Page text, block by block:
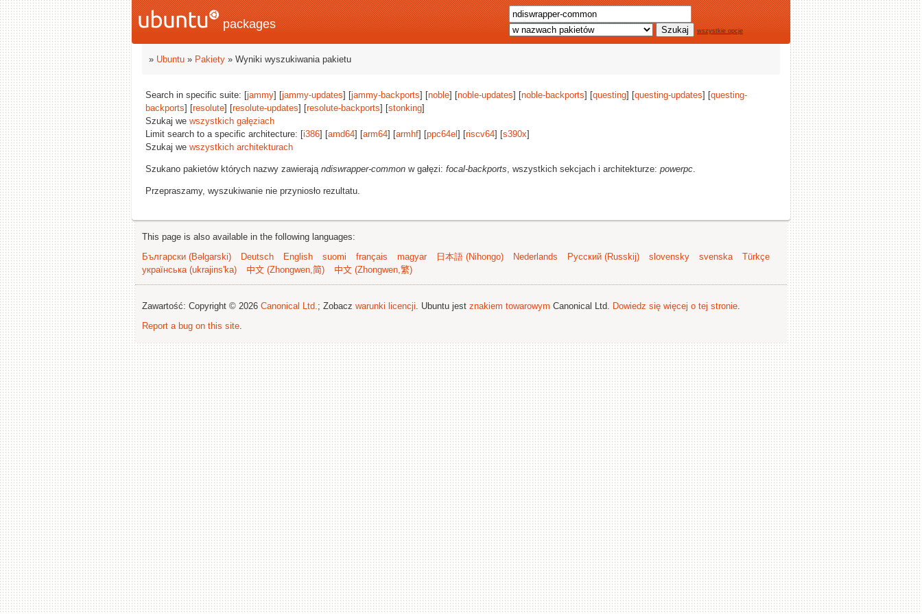
packages wszystkie opcje
» Ubuntu » Pakiety » Wyniki wyszukiwania pakietu
Search in specific suite: [jammy] [jammy-updates] [jammy-backports] [noble] [noble-updates] [noble-backports] [questing] [questing-updates] [questing-
backports] [resolute] [resolute-updates] [resolute-backports] [stonking]
Szukaj we wszystkich gałęziach
Limit search to a specific architecture: [i386] [amd64] [arm64] [armhf] [ppc64el ] [riscv64] [s390x]
Szukaj we wszystkich architekturach
Szukano pakietów których nazwy zawierają ndiswrapper-common w gałęzi: focal-backports, wszystkich sekcjach i architekturze: powerpc.
Przepraszamy, wyszukiwanie nie przyniosło rezultatu.
This page is also available in the following languages:
Български (Bəlgarski)
Deutsch English suomi français magyar 日本語 (Nihongo) Nederlands Русский (Russkij) slovensky svenska
Türkçe
українська (ukrajins'ka)
中文 (Zhongwen,简) 中文 (Zhongwen,繁)
Zawartość: Copyright © 2026 Canonical Ltd.; Zobacz warunki licencji. Ubuntu jest znakiem towarowym Canonical Ltd. Dowiedz się więcej o tej stronie.
Report a bug on this site.